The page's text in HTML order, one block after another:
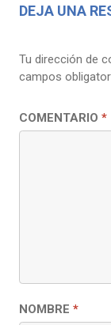
DEJA UNA
Tu dirección de
campos
COMENTARIO *
NOMBRE *